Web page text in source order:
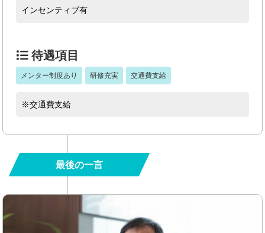
インセンティブ有
待遇項目
メンター制度あり 研修充実 交通費支給
※交通費支給
最後の一言